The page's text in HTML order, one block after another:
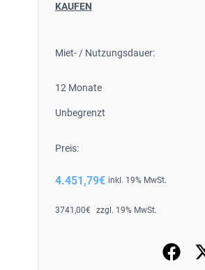
KAUFEN
Miet- / Nutzungsdauer:
12 Monate
Unbegrenzt
Preis:
4.451,79€ inkl. 19% MwSt.
3741,00€ zzgl. 19% MwSt.